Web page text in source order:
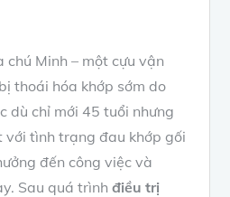
chú Minh – một cựu vận
thoái hóa khớp sớm do
dù chỉ mới 45 tuổi nhưng
với tình trạng đau khớp gối
đến công việc và
Sau quá trìnhđiều trị